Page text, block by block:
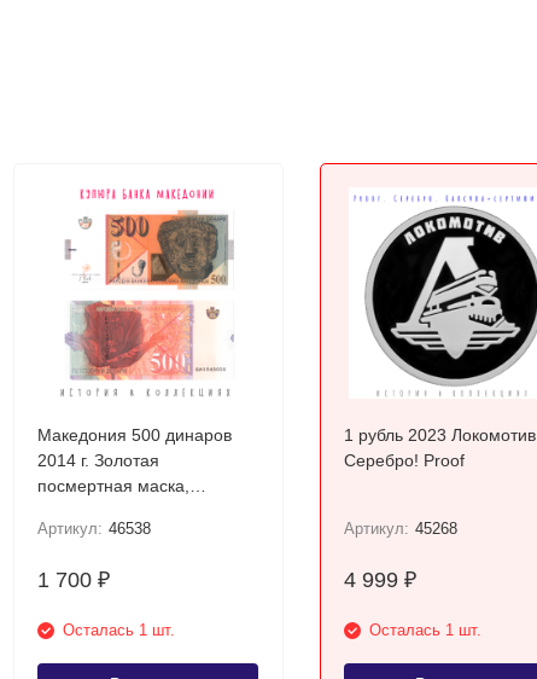
Македония 500 динаров
2014 г. Золотая
посмертная маска,
Артикул: 46538
1 700₽
Осталась 1 шт.
1 рубль 2023 Локомотив
Серебро! Proof
Артикул: 45268
4 999 ₽
Осталась 1 шт.